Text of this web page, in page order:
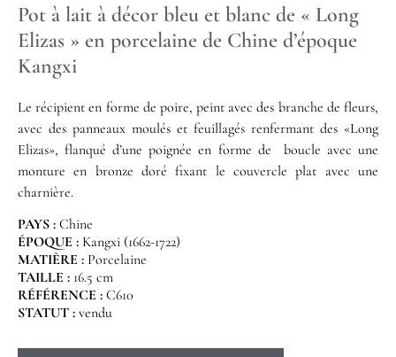
Pot à lait à décor bleu et blanc de « Long
Elizas » en porcelaine de Chine d’époque
Kangxi
Le récipient en forme de poire, peint avec des branche de fleurs,
avec des panneaux moulés et feuillagés renfermant des «Long
Elizas», flanqué d’une poignée en forme de boucle avec une
monture en bronze doré fixant le couvercle plat avec une
charnière.
PAYS : Chine
ÉPOQUE : Kangxi (1662-1722)
MATIÈRE : Porcelaine
TAILLE : 16.5 cm
RÉFÉRENCE : C610
STATUT : vendu